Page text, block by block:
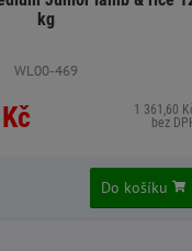
kg
WL00-469
1 361,60
bez
Do košíku